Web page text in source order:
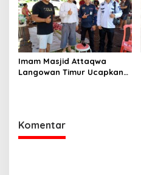
Imam Masjid Attaqwa
Langowan Timur Ucapkan
Komentar